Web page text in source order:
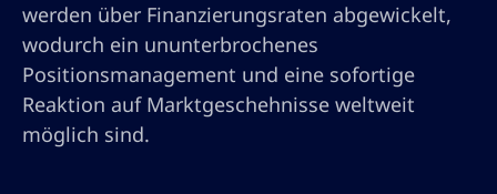
werden über Finanzierungsraten abgewickelt,
wodurch ein ununterbrochenes
Positionsmanagement und eine sofortige
Reaktion auf Marktgeschehnisse weltweit
möglich sind.